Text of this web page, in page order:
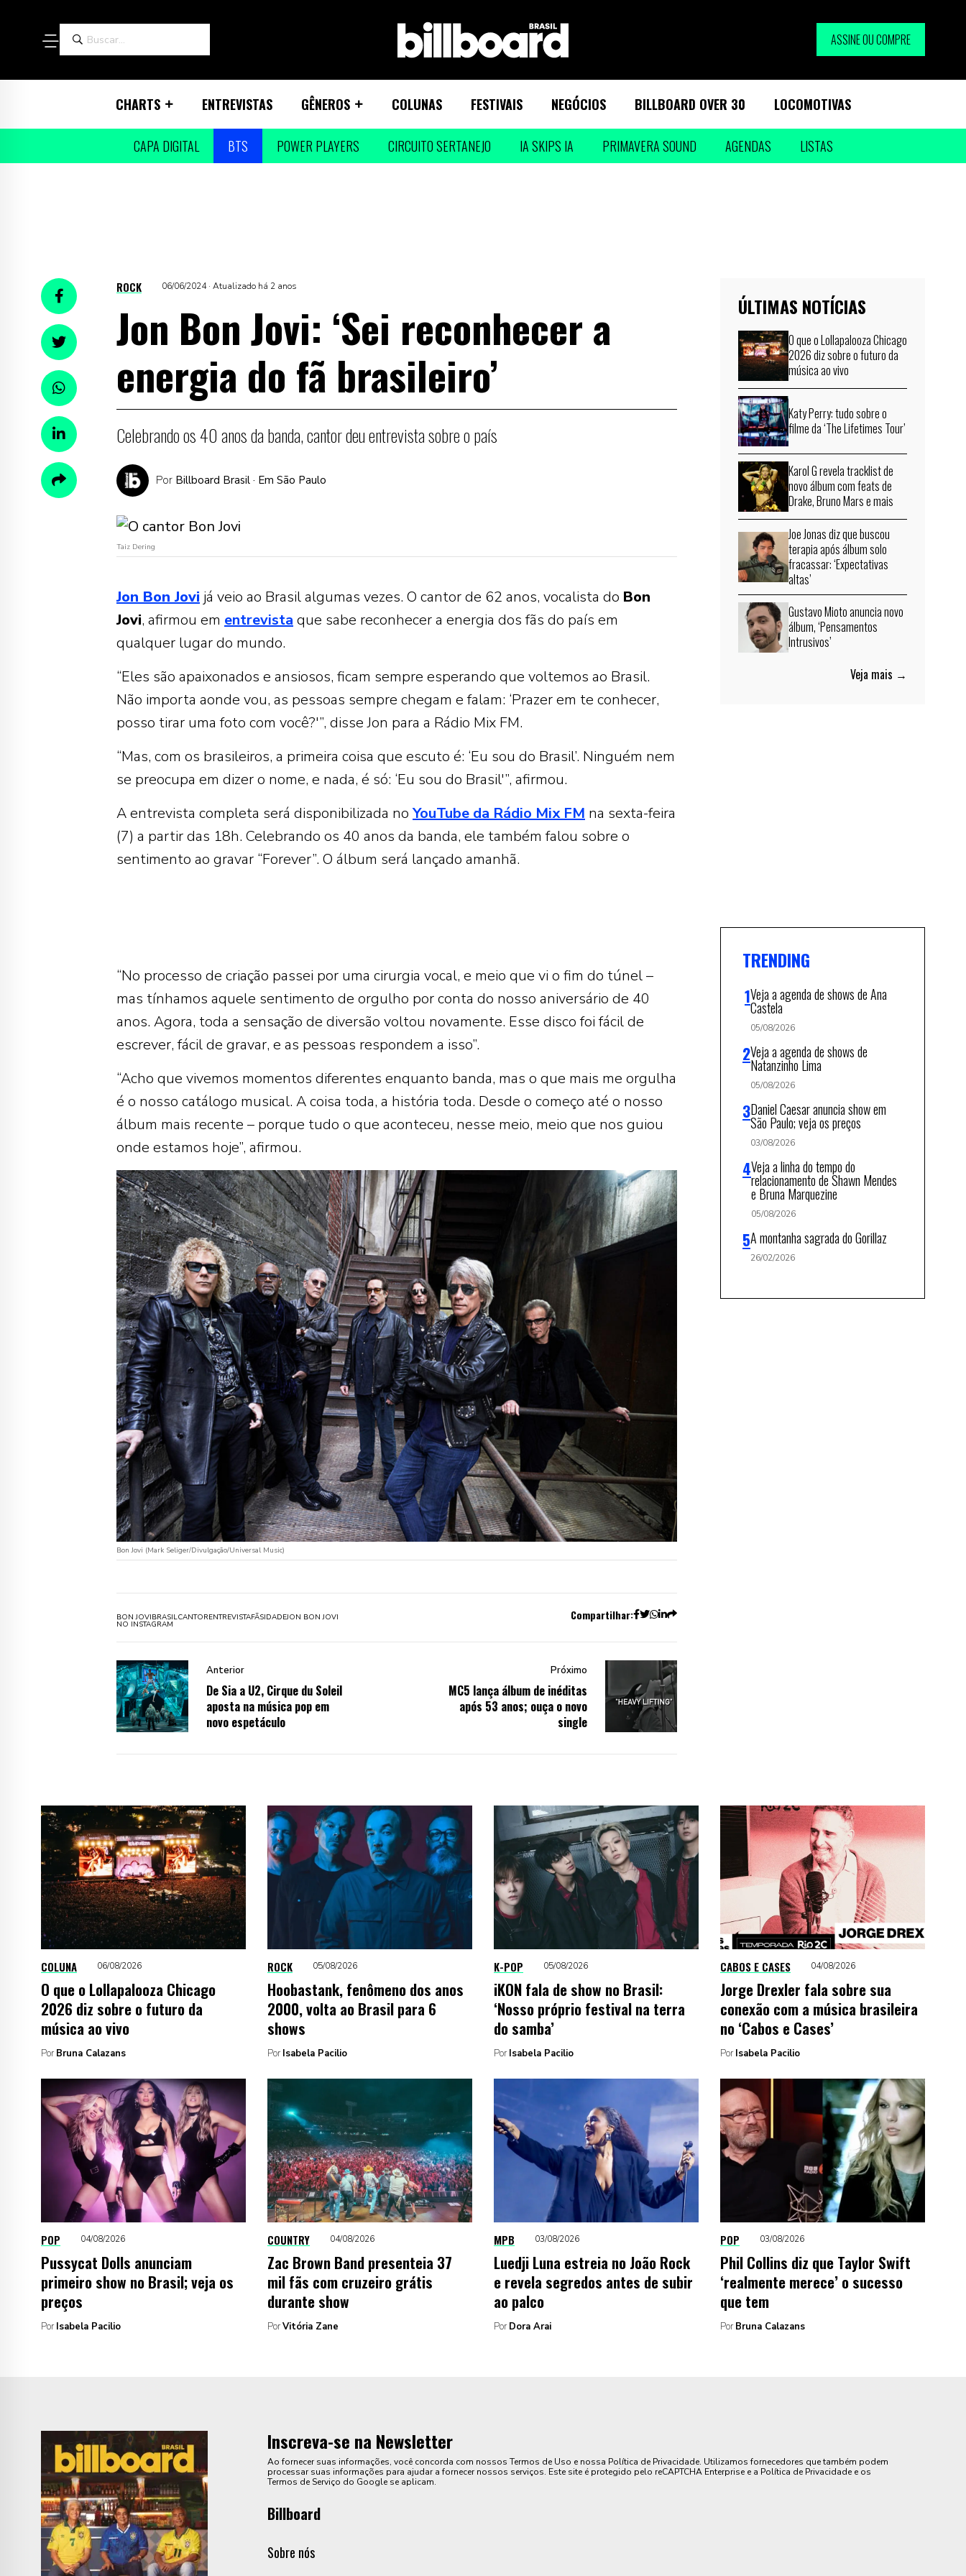
ASSINE OU COMPRE
CHARTS ENTREVISTAS GÊNEROS COLUNAS FESTIVAIS NEGÓCIOS BILLBOARD OVER 30 LOCOMOTIVAS
CAPA DIGITAL BTS POWER PLAYERS CIRCUITO SERTANEJO IA SKIPS IA PRIMAVERA SOUND AGENDAS LISTAS
ROCK 06/06/2024 · Atualizado há 2 anos
Jon Bon Jovi: ‘Sei reconhecer a
energia do fã brasileiro’
Celebrando os 40 anos da banda, cantor deu entrevista sobre o país
Por Billboard Brasil · Em São Paulo
Taiz Dering
Jon Bon Jovi já veio ao Brasil algumas vezes. O cantor de 62 anos, vocalista do Bon
Jovi, afirmou em entrevista que sabe reconhecer a energia dos fãs do país em
qualquer lugar do mundo.
“Eles são apaixonados e ansiosos, ficam sempre esperando que voltemos ao Brasil.
Não importa aonde vou, as pessoas sempre chegam e falam: ‘Prazer em te conhecer,
posso tirar uma foto com você?'”, disse Jon para a Rádio Mix FM.
“Mas, com os brasileiros, a primeira coisa que escuto é: ‘Eu sou do Brasil’. Ninguém nem
se preocupa em dizer o nome, e nada, é só: ‘Eu sou do Brasil'”, afirmou.
A entrevista completa será disponibilizada noYouTube da Rádio Mix FM na sexta-feira
(7) a partir das 18h. Celebrando os 40 anos da banda, ele também falou sobre o
sentimento ao gravar “Forever”. O álbum será lançado amanhã.
“No processo de criação passei por uma cirurgia vocal, e meio que vi o fim do túnel –
mas tínhamos aquele sentimento de orgulho por conta do nosso aniversário de 40
anos. Agora, toda a sensação de diversão voltou novamente. Esse disco foi fácil de
escrever, fácil de gravar, e as pessoas respondem a isso”.
“Acho que vivemos momentos diferentes enquanto banda, mas o que mais me orgulha
é o nosso catálogo musical. A coisa toda, a história toda. Desde o começo até o nosso
álbum mais recente – porque tudo o que aconteceu, nesse meio, meio que nos guiou
onde estamos hoje”, afirmou.
Bon Jovi (Mark Seliger/Divulgação/Universal Music)
BON JOVIBRASILCANTORENTREVISTAFÃSIDADEJON BON JOVI
NO INSTAGRAM
Compartilhar:
Anterior
De Sia a U2, Cirque du Soleil
aposta na música pop em
novo espetáculo
Próximo
MC5 lança álbum de inéditas
após 53 anos; ouça o novo
single
ÚLTIMAS NOTÍCIAS
O que o Lollapalooza Chicago
2026 diz sobre o futuro da
música ao vivo
Katy Perry: tudo sobre o
filme da ‘The Lifetimes Tour’
Karol G revela tracklist de
novo álbum com feats de
Drake, Bruno Mars e mais
Joe Jonas diz que buscou
terapia após álbum solo
fracassar: ‘Expectativas
altas’
Gustavo Mioto anuncia novo
álbum, ‘Pensamentos
Intrusivos’
Veja mais →
TRENDING
Veja a agenda de shows de Ana
Castela
05/08/2026
Veja a agenda de shows de
Natanzinho Lima
05/08/2026
Daniel Caesar anuncia show em
São Paulo; veja os preços
03/08/2026
Veja a linha do tempo do
relacionamento de Shawn Mendes
e Bruna Marquezine
05/08/2026
A montanha sagrada do Gorillaz
26/02/2026
COLUNA 06/08/2026
O que o Lollapalooza Chicago
2026 diz sobre o futuro da
música ao vivo
Por Bruna Calazans
ROCK 05/08/2026
Hoobastank, fenômeno dos anos
2000, volta ao Brasil para 6
shows
Por Isabela Pacilio
K-POP 05/08/2026
iKON fala de show no Brasil:
‘Nosso próprio festival na terra
do samba’
Por Isabela Pacilio
CABOS E CASES 04/08/2026
Jorge Drexler fala sobre sua
conexão com a música brasileira
no ‘Cabos e Cases’
Por Isabela Pacilio
POP 04/08/2026
Pussycat Dolls anunciam
primeiro show no Brasil; veja os
preços
Por Isabela Pacilio
COUNTRY 04/08/2026
Zac Brown Band presenteia 37
mil fãs com cruzeiro grátis
durante show
PorVitória Zane
MPB 03/08/2026
Luedji Luna estreia no João Rock
e revela segredos antes de subir
ao palco
Por Dora Arai
POP 03/08/2026
Phil Collins diz que Taylor Swift
‘realmente merece’ o sucesso
que tem
Por Bruna Calazans
Inscreva-se na Newsletter
Ao fornecer suas informações, você concorda com nossos Termos de Uso e nossa Política de Privacidade. Utilizamos fornecedores que também podem
processar suas informações para ajudar a fornecer nossos serviços. Este site é protegido pelo reCAPTCHA Enterprise e a Política de Privacidade e os
Termos de Serviço do Google se aplicam.
Billboard
Sobre nós